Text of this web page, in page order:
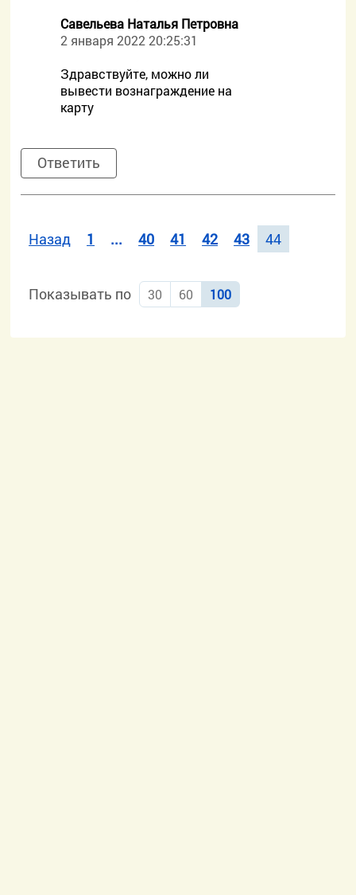
Савельева Наталья Петровна
2 января 2022 20:25:31
Здравствуйте, можно ли
вывести вознаграждение на
карту
Ответить
Назад 1 ... 40 41 42 43 44
Показывать по 30 60 100